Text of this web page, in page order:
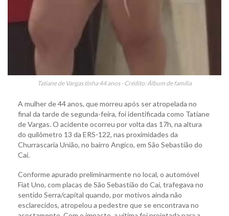
Tatiane de Vargas tinha 44 anos - Crédito: Álbum de família
A mulher de 44 anos, que morreu após ser atropelada no
final da tarde de segunda-feira, foi identificada como Tatiane
de Vargas. O acidente ocorreu por volta das 17h, na altura
do quilômetro 13 da ERS-122, nas proximidades da
Churrascaria União, no bairro Angico, em São Sebastião do
Caí.
Conforme apurado preliminarmente no local, o automóvel
Fiat Uno, com placas de São Sebastião do Caí, trafegava no
sentido Serra/capital quando, por motivos ainda não
esclarecidos, atropelou a pedestre que se encontrava no